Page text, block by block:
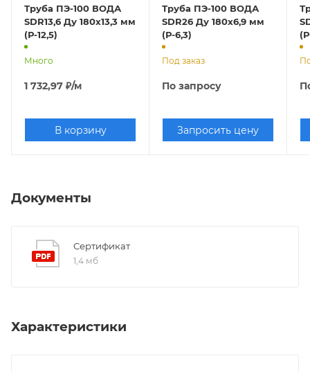
Труба ПЭ-100 ВОДА
SDR13,6 Ду 180х13,3 мм
(Р-12,5)
Много
1 732,97 ₽/м
В корзину
Труба ПЭ-100 ВОДА
SDR26 Ду 180х6,9 мм
(Р-6,3)
Под заказ
По запросу
Запросить цену
Документы
Сертификат
1,4 мб
Характеристики